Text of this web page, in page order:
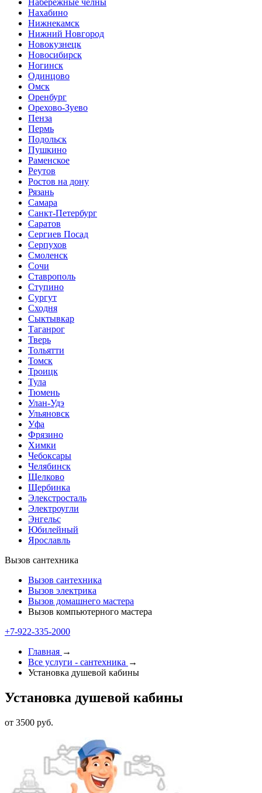
Набережные челны
Нахабино
Нижнекамск
Нижний Новгород
Новокузнецк
Новосибирск
Ногинск
Одинцово
Омск
Оренбург
Орехово-Зуево
Пенза
Пермь
Подольск
Пушкино
Раменское
Реутов
Ростов на дону
Рязань
Самара
Санкт-Петербург
Саратов
Сергиев Посад
Серпухов
Смоленск
Сочи
Ставрополь
Ступино
Сургут
Сходня
Сыктывкар
Таганрог
Тверь
Тольятти
Томск
Троицк
Тула
Тюмень
Улан-Удэ
Ульяновск
Уфа
Фрязино
Химки
Чебоксары
Челябинск
Щелково
Щербинка
Элекстросталь
Электроугли
Энгельс
Юбилейный
Ярославль
Вызов сантехника
Вызов сантехника
Вызов электрика
Вызов домашнего мастера
Вызов компьютерного мастера
+7-922-335-2000
Главная →
Все услуги - cантехника →
Установка душевой кабины
Установка душевой кабины
от 3500 руб.